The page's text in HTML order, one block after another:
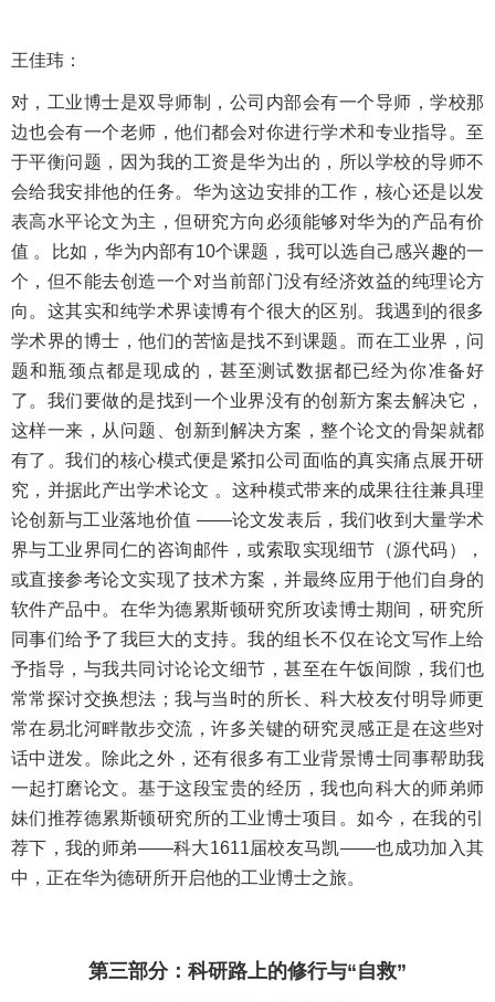
王佳玮：
对，工业博士是双导师制，公司内部会有一个导师，学校那
边也会有一个老师，他们都会对你进行学术和专业指导。至
于平衡问题，因为我的工资是华为出的，所以学校的导师不
会给我安排他的任务。华为这边安排的工作，核心还是以发
表高水平论文为主，但研究方向必须能够对华为的产品有价
值 。比如，华为内部有10个课题，我可以选自己感兴趣的一
个，但不能去创造一个对当前部门没有经济效益的纯理论方
向。这其实和纯学术界读博有个很大的区别。我遇到的很多
学术界的博士，他们的苦恼是找不到课题。而在工业界，问
题和瓶颈点都是现成的，甚至测试数据都已经为你准备好
了。我们要做的是找到一个业界没有的创新方案去解决它，
这样一来，从问题、创新到解决方案，整个论文的骨架就都
有了。我们的核心模式便是紧扣公司面临的真实痛点展开研
究，并据此产出学术论文 。这种模式带来的成果往往兼具理
论创新与工业落地价值 ——论文发表后，我们收到大量学术
界与工业界同仁的咨询邮件，或索取实现细节（源代码），
或直接参考论文实现了技术方案，并最终应用于他们自身的
软件产品中。在华为德累斯顿研究所攻读博士期间，研究所
同事们给予了我巨大的支持。我的组长不仅在论文写作上给
予指导，与我共同讨论论文细节，甚至在午饭间隙，我们也
常常探讨交换想法；我与当时的所长、科大校友付明导师更
常在易北河畔散步交流，许多关键的研究灵感正是在这些对
话中迸发。除此之外，还有很多有工业背景博士同事帮助我
一起打磨论文。基于这段宝贵的经历，我也向科大的师弟师
妹们推荐德累斯顿研究所的工业博士项目。如今，在我的引
荐下，我的师弟——科大1611届校友马凯——也成功加入其
中，正在华为德研所开启他的工业博士之旅。
第三部分：科研路上的修行与“自救”